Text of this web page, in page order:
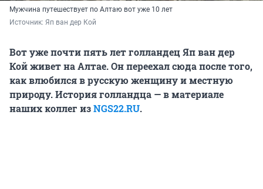
Мужчина путешествует по Алтаю вот уже 10 лет
Источник: Яп ван дер Кой
Вот уже почти пять лет голландец Яп ван дер
Кой живет на Алтае. Он переехал сюда после того,
как влюбился в русскую женщину и местную
природу. История голландца — в материале
наших коллег изNGS22.RU.